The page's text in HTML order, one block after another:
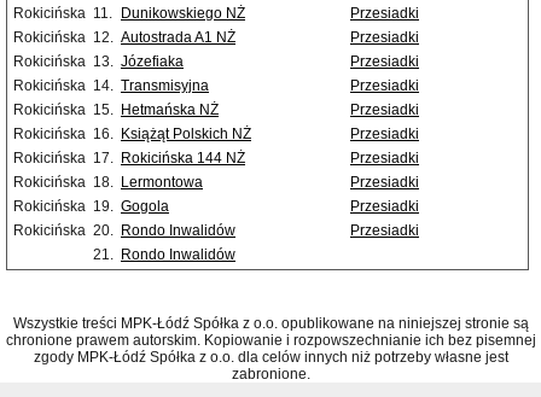
Rokicińska 11. Dunikowskiego NŻ
Przesiadki
Rokicińska 12. Autostrada A1 NŻ
Przesiadki
Rokicińska 13. Józefiaka
Przesiadki
Rokicińska 14. Transmisyjna
Przesiadki
Rokicińska 15. Hetmańska NŻ
Przesiadki
Rokicińska 16. Książąt Polskich NŻ
Przesiadki
Rokicińska 17. Rokicińska 144 NŻ
Przesiadki
Rokicińska 18. Lermontowa
Przesiadki
Rokicińska 19. Gogola
Przesiadki
Rokicińska 20. Rondo Inwalidów
Przesiadki
21. Rondo Inwalidów
Wszystkie treści MPK-Łódź Spółka z o.o. opublikowane na niniejszej stronie są
chronione prawem autorskim. Kopiowanie i rozpowszechnianie ich bez pisemnej
zgody MPK-Łódź Spółka z o.o. dla celów innych niż potrzeby własne jest
zabronione.